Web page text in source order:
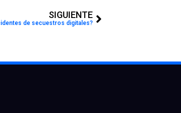
SIGUIENTE
de secuestros digitales?